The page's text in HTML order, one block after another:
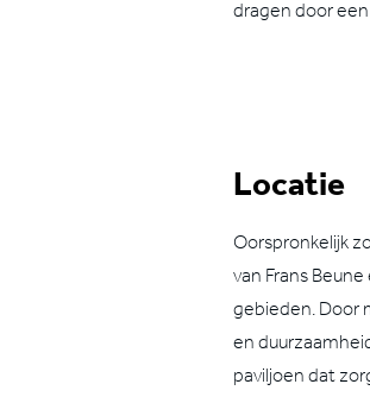
dragen door
Locatie
Oorspronkelijk
van Frans
gebieden. Door
en
paviljoen dat